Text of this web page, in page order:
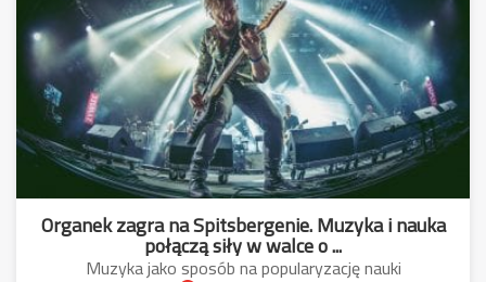
Organek zagra na Spitsbergenie. Muzyka i nauka
połączą siły w walce o ...
Muzyka jako sposób na popularyzację nauki